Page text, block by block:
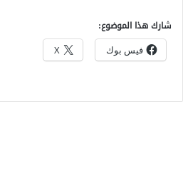
شارك هذا الموضوع:
فيس بوك X